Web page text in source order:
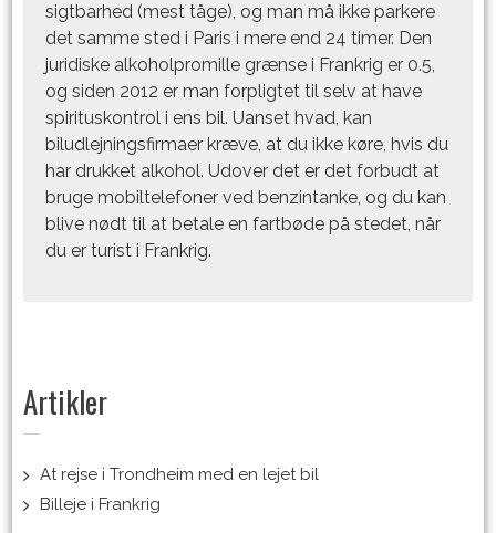
sigtbarhed (mest tåge), og man må ikke parkere
det samme sted i Paris i mere end 24 timer. Den
juridiske alkoholpromille grænse i Frankrig er 0.5,
og siden 2012 er man forpligtet til selv at have
spirituskontrol i ens bil. Uanset hvad, kan
biludlejningsfirmaer kræve, at du ikke køre, hvis du
har drukket alkohol. Udover det er det forbudt at
bruge mobiltelefoner ved benzintanke, og du kan
blive nødt til at betale en fartbøde på stedet, når
du er turist i Frankrig.
Artikler
At rejse i Trondheim med en lejet bil
Billeje i Frankrig